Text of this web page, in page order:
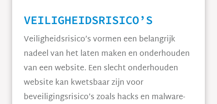
VEILIGHEIDSRISICO’S
Veiligheidsrisico’s vormen een belangrijk
nadeel van het laten maken en onderhouden
van een website. Een slecht onderhouden
website kan kwetsbaar zijn voor
beveiligingsrisico’s zoals hacks en malware-